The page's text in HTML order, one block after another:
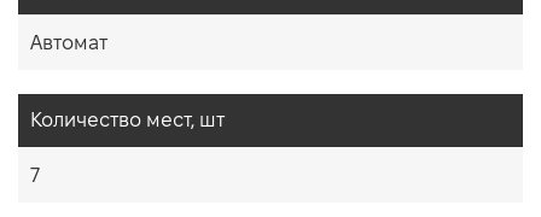
Автомат
Количество мест, шт
7